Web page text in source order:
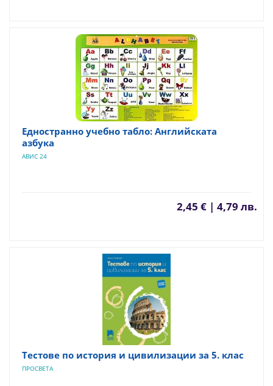
Едностранно учебно табло: Английската
азбука
АВИС 24
2,45 € | 4,79 лв.
Тестове по история и цивилизации за 5. клас
ПРОСВЕТА